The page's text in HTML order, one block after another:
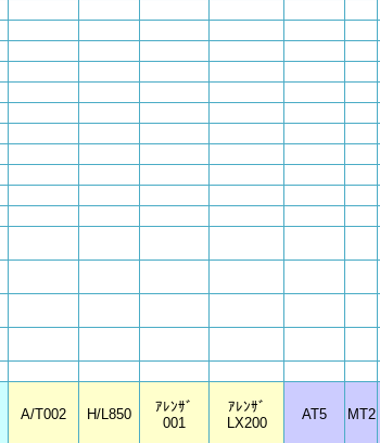
A/T002 H/L850
ｱﾚﾝｻﾞ
001
ｱﾚﾝｻﾞ
LX200
AT5 MT2